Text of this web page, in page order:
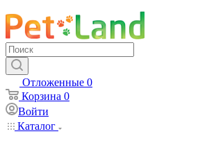
Отложенные 0
Корзина 0
Войти
Каталог